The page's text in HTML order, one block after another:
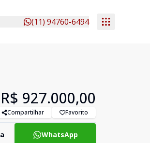
(11) 94760-6494
R$ 927.000,00
Compartilhar Favorito
WhatsApp